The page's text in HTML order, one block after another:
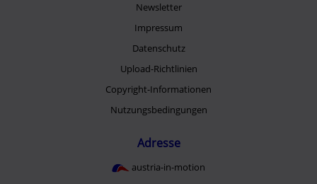
Newsletter
Impressum
Datenschutz
Upload-Richtlinien
Copyright-Informationen
Nutzungsbedingungen
Adresse
austria-in-motion